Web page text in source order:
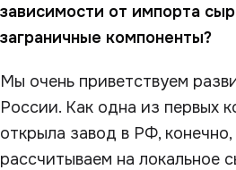
зависимости от импорта
заграничные компоненты?
Мы очень приветствуем
России. Как одна из первых
открыла завод в РФ,
рассчитываем на локальное